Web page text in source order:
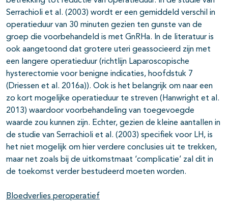
Serrachioli et al. (2003) wordt er een gemiddeld verschil in
operatieduur van 30 minuten gezien ten gunste van de
groep die voorbehandeld is met GnRHa. In de literatuur is
ook aangetoond dat grotere uteri geassocieerd zijn met
een langere operatieduur (richtlijn Laparoscopische
hysterectomie voor benigne indicaties, hoofdstuk 7
(Driessen et al. 2016a)). Ook is het belangrijk om naar een
zo kort mogelijke operatieduur te streven (Hanwright et al.
2013) waardoor voorbehandeling van toegevoegde
waarde zou kunnen zijn. Echter, gezien de kleine aantallen in
de studie van Serrachioli et al. (2003) specifiek voor LH, is
het niet mogelijk om hier verdere conclusies uit te trekken,
maar net zoals bij de uitkomstmaat ‘complicatie’ zal dit in
de toekomst verder bestudeerd moeten worden.
Bloedverlies peroperatief